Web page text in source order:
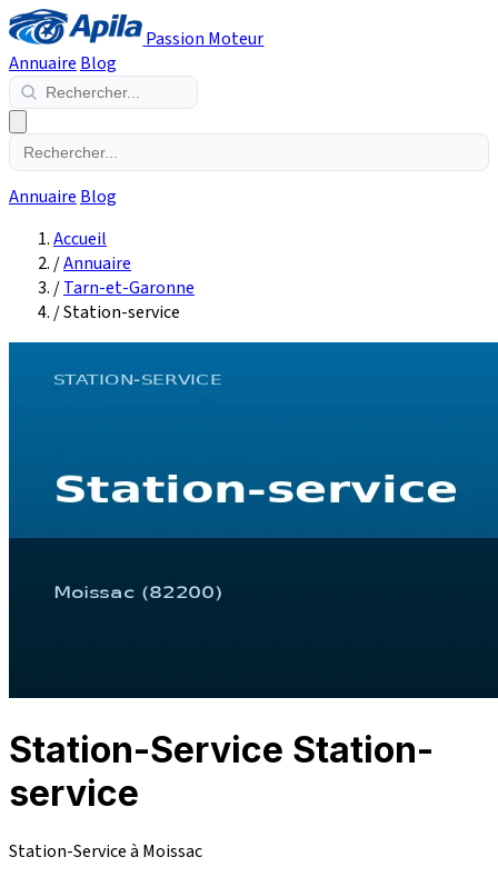
Passion Moteur
Annuaire Blog
Annuaire Blog
Accueil
/Annuaire
/Tarn-et-Garonne
/Station-service
Station-Service Station-
service
Station-Service à Moissac